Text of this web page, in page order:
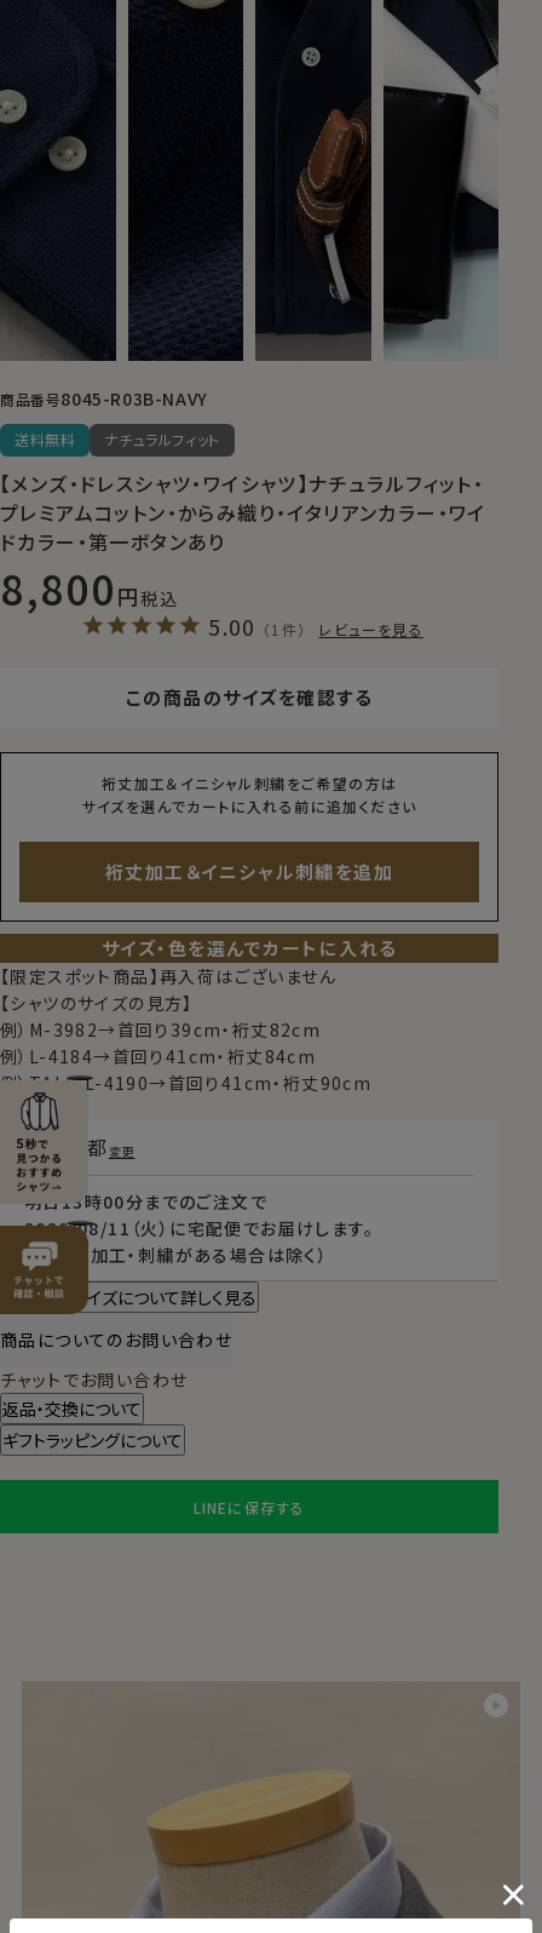
商品番号8045-R03B-NAVY
送料無料 ナチュラルフィット
【メンズ・ドレスシャツ・ワイシャツ】ナチュラルフィット・
プレミアムコットン・からみ織り・イタリアンカラー・ワイ
ドカラー・第一ボタンあり
8,800 税込
5.00 （1件） レビューを見る
この商品のサイズを確認する
裄丈加工＆イニシャル刺繍をご希望の方は
サイズを選んでカートに入れる前に追加ください
裄丈加工＆イニシャル刺繍を追加
サイズ・色を選んでカートに入れる
【限定スポット商品】再入荷はございません
【シャツのサイズの見方】
例）M-3982→首回り39cm・裄丈82cm
例）L-4184→首回り41cm・裄丈84cm
例）TALL-L-4190→首回り41cm・裄丈90cm
明日 13時00分 までのご注文で
2026/08/11（火） に宅配便 でお届けします。
（※裄丈加工・刺繍がある場合は除く）
東京都 変更
スタイル・サイズについて詳しく見る
商品についてのお問い合わせ
チャットでお問い合わせ
返品・交換について
ギフトラッピングについて
LINEに保存する